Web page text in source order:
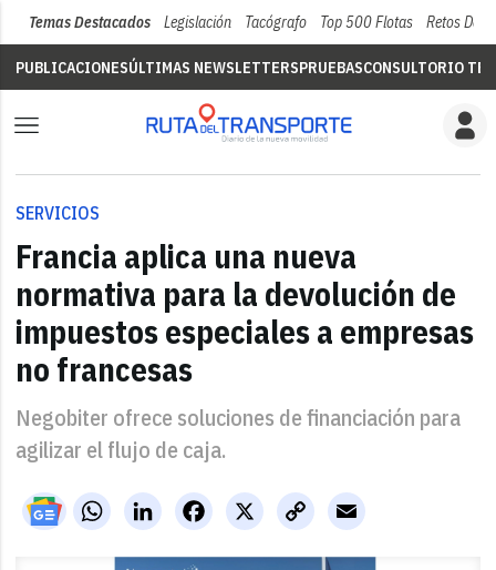
Temas Destacados Legislación Tacógrafo Top 500 Flotas Retos Del
PUBLICACIONESÚLTIMAS NEWSLETTERSPRUEBASCONSULTORIO
SERVICIOS
Francia aplica una nueva
normativa para la devolución de
impuestos especiales a empresas
no francesas
Negobiter ofrece soluciones de financiación para
agilizar el flujo de caja.
WhatsAppLinkedIn X
Facebook
Copy
Link
Email